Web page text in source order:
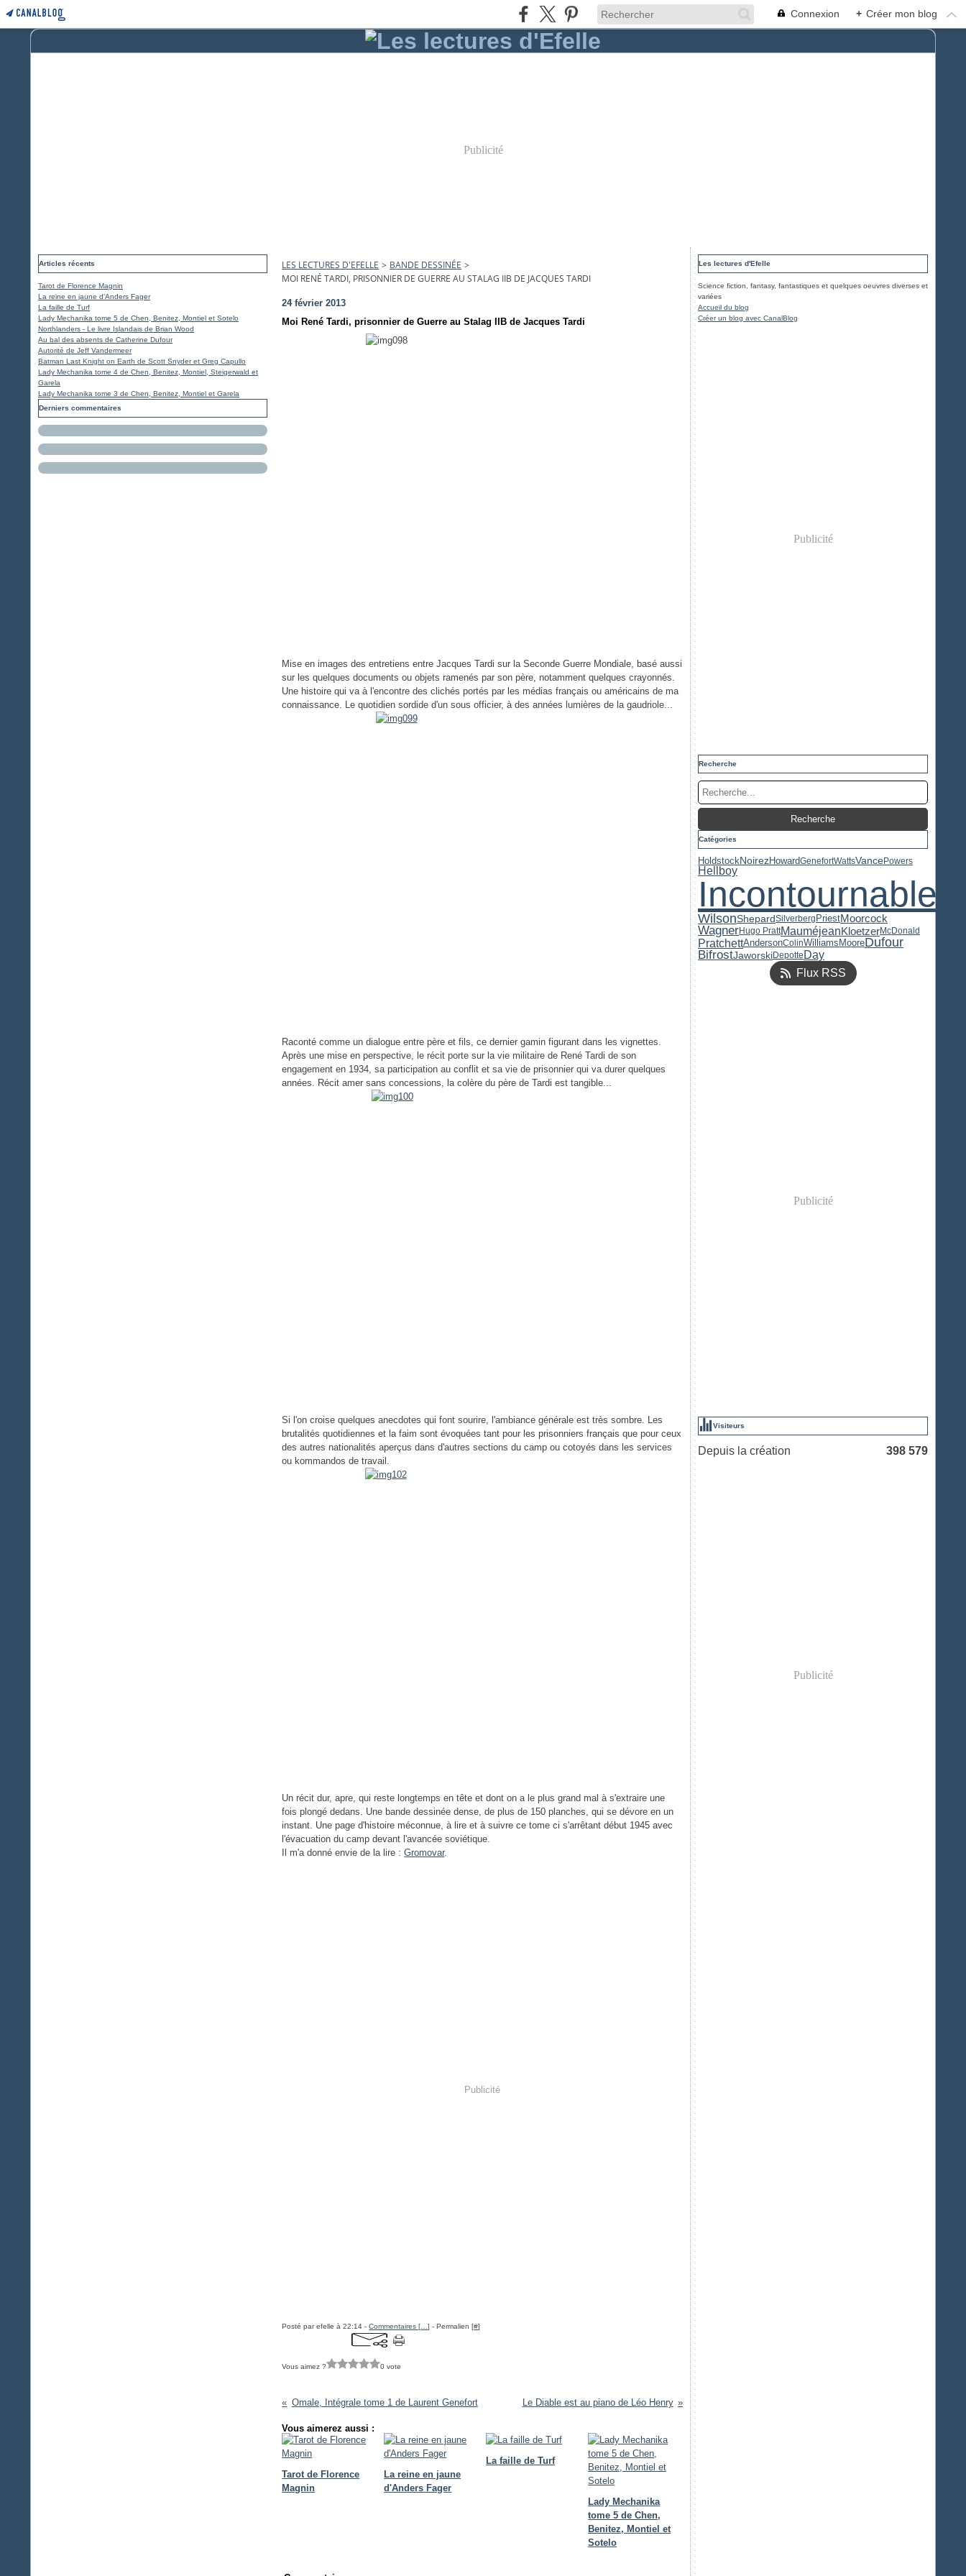
Connexion + Créer mon blog
Publicité
Articles récents
Tarot de Florence Magnin
La reine en jaune d'Anders Fager
La faille de Turf
Lady Mechanika tome 5 de Chen, Benitez, Montiel et Sotelo
Northlanders - Le livre Islandais de Brian Wood
Au bal des absents de Catherine Dufour
Autorité de Jeff Vandermeer
Batman Last Knight on Earth de Scott Snyder et Greg Capullo
Lady Mechanika tome 4 de Chen, Benitez, Montiel, Steigerwald et
Garela
Lady Mechanika tome 3 de Chen, Benitez, Montiel et Garela
Derniers commentaires
LES LECTURES D'EFELLE > BANDE DESSINÉE >
MOI RENÉ TARDI, PRISONNIER DE GUERRE AU STALAG IIB DE JACQUES TARDI
24 février 2013
Moi René Tardi, prisonnier de Guerre au Stalag IIB de Jacques Tardi
Mise en images des entretiens entre Jacques Tardi sur la Seconde Guerre Mondiale, basé aussi
sur les quelques documents ou objets ramenés par son père, notamment quelques crayonnés.
Une histoire qui va à l'encontre des clichés portés par les médias français ou américains de ma
connaissance. Le quotidien sordide d'un sous officier, à des années lumières de la gaudriole...
Raconté comme un dialogue entre père et fils, ce dernier gamin figurant dans les vignettes.
Après une mise en perspective, le récit porte sur la vie militaire de René Tardi de son
engagement en 1934, sa participation au conflit et sa vie de prisonnier qui va durer quelques
années. Récit amer sans concessions, la colère du père de Tardi est tangible...
Si l'on croise quelques anecdotes qui font sourire, l'ambiance générale est très sombre. Les
brutalités quotidiennes et la faim sont évoquées tant pour les prisonniers français que pour ceux
des autres nationalités aperçus dans d'autres sections du camp ou cotoyés dans les services
ou kommandos de travail.
Un récit dur, apre, qui reste longtemps en tête et dont on a le plus grand mal à s'extraire une
fois plongé dedans. Une bande dessinée dense, de plus de 150 planches, qui se dévore en un
instant. Une page d'histoire méconnue, à lire et à suivre ce tome ci s'arrêtant début 1945 avec
l'évacuation du camp devant l'avancée soviétique.
Il m'a donné envie de la lire :Gromovar.
Publicité
Posté par efelle à 22:14 -Commentaires [ …] - Permalien [#]
Vous aimez ? 0 vote
Omale, Intégrale tome 1 de Laurent Genefort Le Diable est au piano de Léo Henry
Vous aimerez aussi :
Tarot de Florence
Magnin
La reine en jaune
d'Anders Fager
La faille de Turf
Lady Mechanika
tome 5 de Chen,
Benitez, Montiel et
Sotelo
Les lectures d'Efelle
Science fiction, fantasy, fantastiques et quelques oeuvres diverses et
variées
Accueil du blog
Créer un blog avec CanalBlog
Publicité
Recherche
Catégories
HoldstockNoirezHowardGenefortWattsVancePowers
Hellboy
Incontournable
WilsonShepardSilverberg PriestMoorcock
WagnerHugo PrattMauméjeanKloetzerMcDonald
PratchettAndersonColinWilliams MooreDufour
BifrostJaworskiDepotte Day
Flux RSS
Publicité
Visiteurs
Depuis la création 398 579
Publicité